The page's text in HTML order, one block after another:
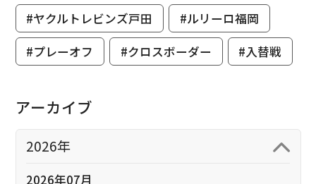
#ヤクルトレビンズ戸田
#ルリーロ福岡
#プレーオフ
#クロスボーダー #入替戦
アーカイブ
2026年
2026年07月